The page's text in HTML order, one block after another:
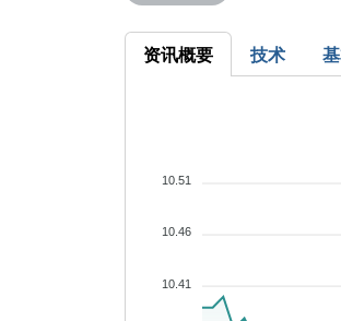
资讯概要 技术
10.51
10.46
10.41